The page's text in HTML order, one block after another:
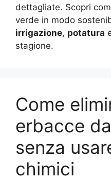
dettagliate. Scopri
verde in modo
irrigazione, potatura
stagione.
Come
erbacce
senza
chimici